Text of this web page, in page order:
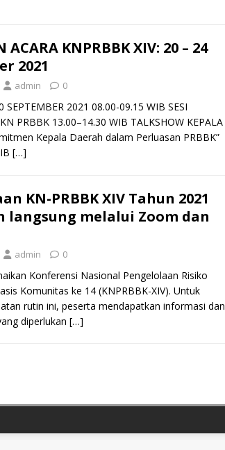
ACARA KNPRBBK XIV: 20 – 24
2021
admin 0
SEPTEMBER 2021 08.00-09.15 WIB SESI
PRBBK 13.00–14.30 WIB TALKSHOW KEPALA
Kepala Daerah dalam Perluasan PRBBK”
[…]
KN-PRBBK XIV Tahun 2021
langsung melalui Zoom dan
admin 0
Konferensi Nasional Pengelolaan Risiko
Komunitas ke 14 (KNPRBBK-XIV). Untuk
rutin ini, peserta mendapatkan informasi dan
diperlukan […]